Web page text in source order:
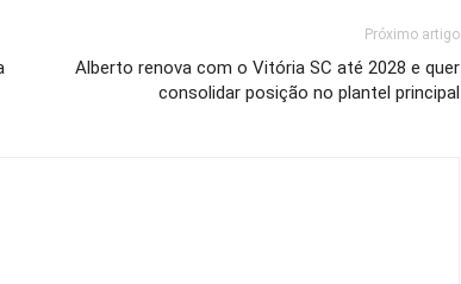
Próximo artigo
Alberto renova com o Vitória SC até 2028 e quer
consolidar posição no plantel principal